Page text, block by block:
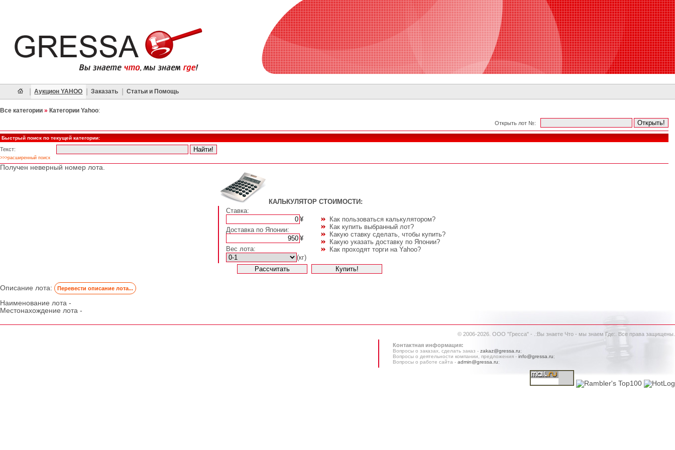
Аукцион YAHOO Заказать Статьи и Помощь
Все категории » Категории Yahoo:
Открыть лот №:
Быстрый поиск по текущей категории:
Текст:
>>>расширенный поиск
Получен неверный номер лота.
КАЛЬКУЛЯТОР СТОИМОСТИ:
Ставка:
¥
Как пользоваться калькулятором?
Как купить выбранный лот?
Какую ставку сделать, чтобы купить?
Какую указать доставку по Японии?
Как проходят торги на Yahoo?
Доставка по Японии:
¥
Вес лота:
(кг)
Описание лота: Перевести описание лота...
Наименование лота -
Местонахождение лота -
© 2006-2026. ООО "Гресса" - .:Вы знаете Что - мы знаем Где:. Все права защищены.
Контактная информация:
Вопросы о заказах, сделать заказ - zakaz@gressa.ru;
Вопросы о деятельности компании, предложения - info@gressa.ru;
Вопросы о работе сайта - admin@gressa.ru;